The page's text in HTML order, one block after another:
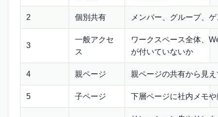
2 個別共有 メンバー、グループ、
3
一般アクセ
ス
ワークスペース全体、
が付いていないか
4 親ページ 親ページの共有から見
5 子ページ 下層ページに社内メモ